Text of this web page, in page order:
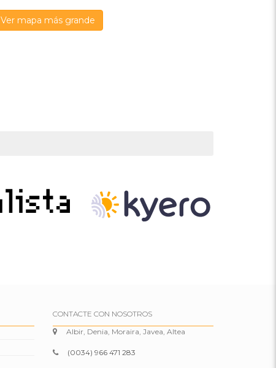
Ver mapa más grande
CONTACTE CON NOSOTROS
Albir, Denia, Moraira, Javea, Altea
(0034) 966 471 283